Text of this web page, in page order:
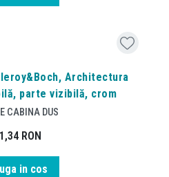
Architectura
parte vizibilă, crom
CABINA DUS
RON
in cos